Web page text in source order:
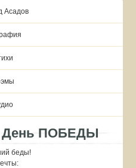
Асадов
День ПОБЕДЫ
беды!